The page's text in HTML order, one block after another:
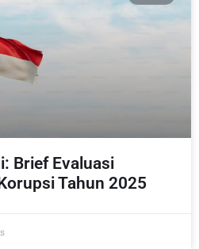
Brief Evaluasi
Tahun 2025